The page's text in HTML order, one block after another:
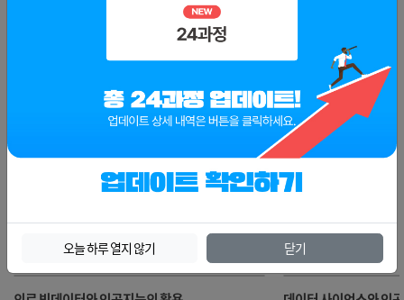
오늘 하루 열지 않기 닫기
🍀오늘의메뉴 ➡️ 인공지능